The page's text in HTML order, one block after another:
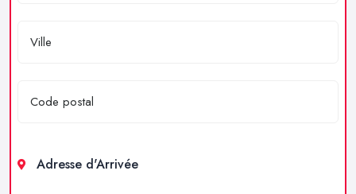
Adresse d'Arrivée